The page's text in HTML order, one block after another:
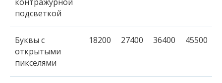
подсветкой
Буквы c
открытыми
пикселями
18200 27400 36400 45500